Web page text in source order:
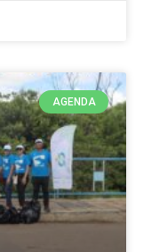
AGENDA